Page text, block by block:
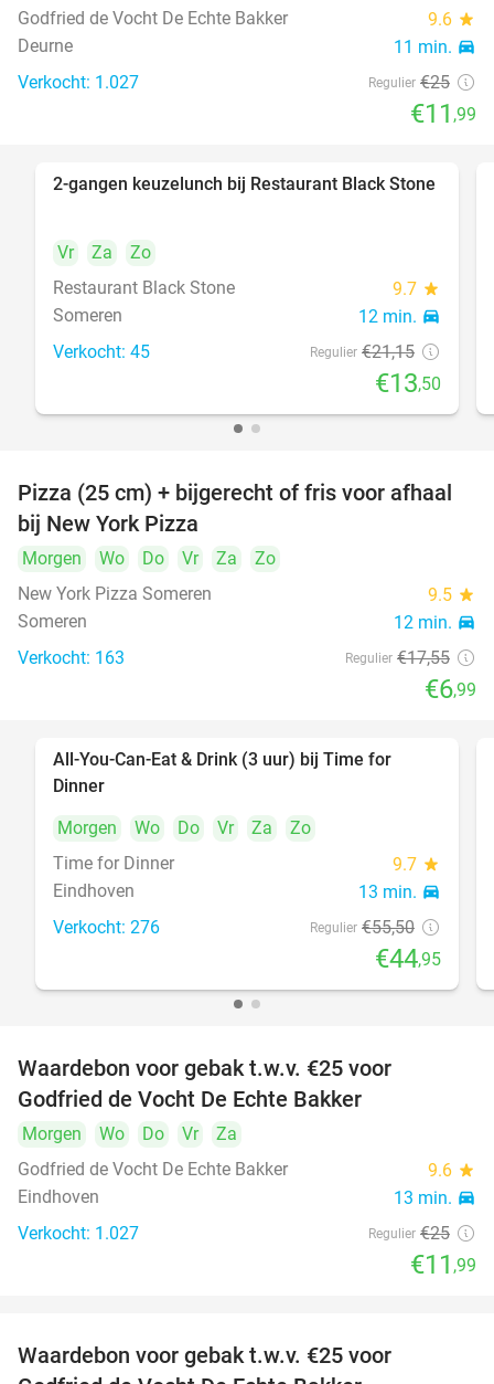
Godfried de Vocht De Echte Bakker
9.6 star
Deurne 11 min. directions_car
Verkocht: 1.027 Regulier €25
€11 ,99
36%
2-gangen keuzelunch bij Restaurant Black Stone
Vr Za
Zo
Restaurant Black Stone
9.7 star
Someren 12 min. directions_car
Verkocht: 45 Regulier €21,15
€13,50
60%
Pizza (25 cm) + bijgerecht of fris voor afhaal
bij New York Pizza
Morgen Wo Do Vr Za
Zo
New York Pizza Someren
9.5 star
Someren 12 min. directions_car
Verkocht: 163 Regulier €17,55
€6,99
All-You-Can-Eat & Drink (3 uur) bij Time for
Dinner
Morgen
Wo Do Vr Za
Zo
Time for Dinner
9.7 star
Eindhoven 13 min. directions_car
Verkocht: 276 Regulier €55,50
€44,95
Waardebon voor gebak t.w.v. €25 voor
Godfried de Vocht De Echte Bakker
Morgen Wo Do Vr
Za
Godfried de Vocht De Echte Bakker
9.6 star
Eindhoven 13 min. directions_car
Verkocht: 1.027 Regulier €25
€11 ,99
Waardebon voor gebak t.w.v. €25 voor